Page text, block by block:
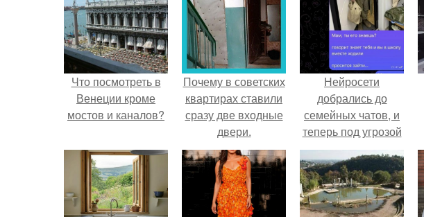
Что посмотреть в
Венеции кроме
мостов и каналов?
Почему в советских
квартирах ставили
сразу две входные
двери.
Нейросети
добрались до
семейных чатов, и
теперь под угрозой
мамины нервы.